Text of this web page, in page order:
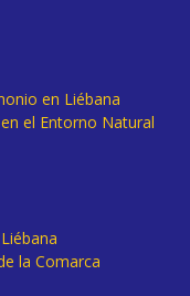
en Liébana
el Entorno Natural
la Comarca